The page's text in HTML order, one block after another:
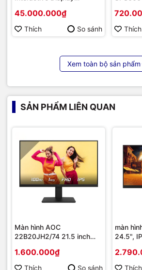
86 | Cấu hình cao cấp |
Hàng chính hãng
45.000.000₫
Thích So sánh Thích
Xem toàn bộ sản phẩm
SẢN PHẨM LIÊN QUAN
Màn hình AOC
22B20JH2/74 21.5 inch
Hình ảnh Sắc Nét, Chuyển
Động Mượt Mà
1.600.000₫
Thích So sánh
màn
24.5",
Thích